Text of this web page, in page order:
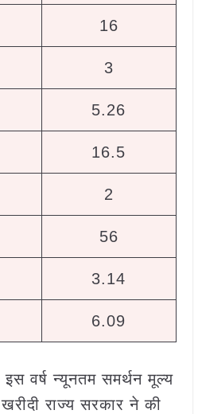
16
3
5.26
16.5
2
56
3.14
6.09
वर्ष न्यूनतम समर्थन मूल्य
राज्य सरकार ने की